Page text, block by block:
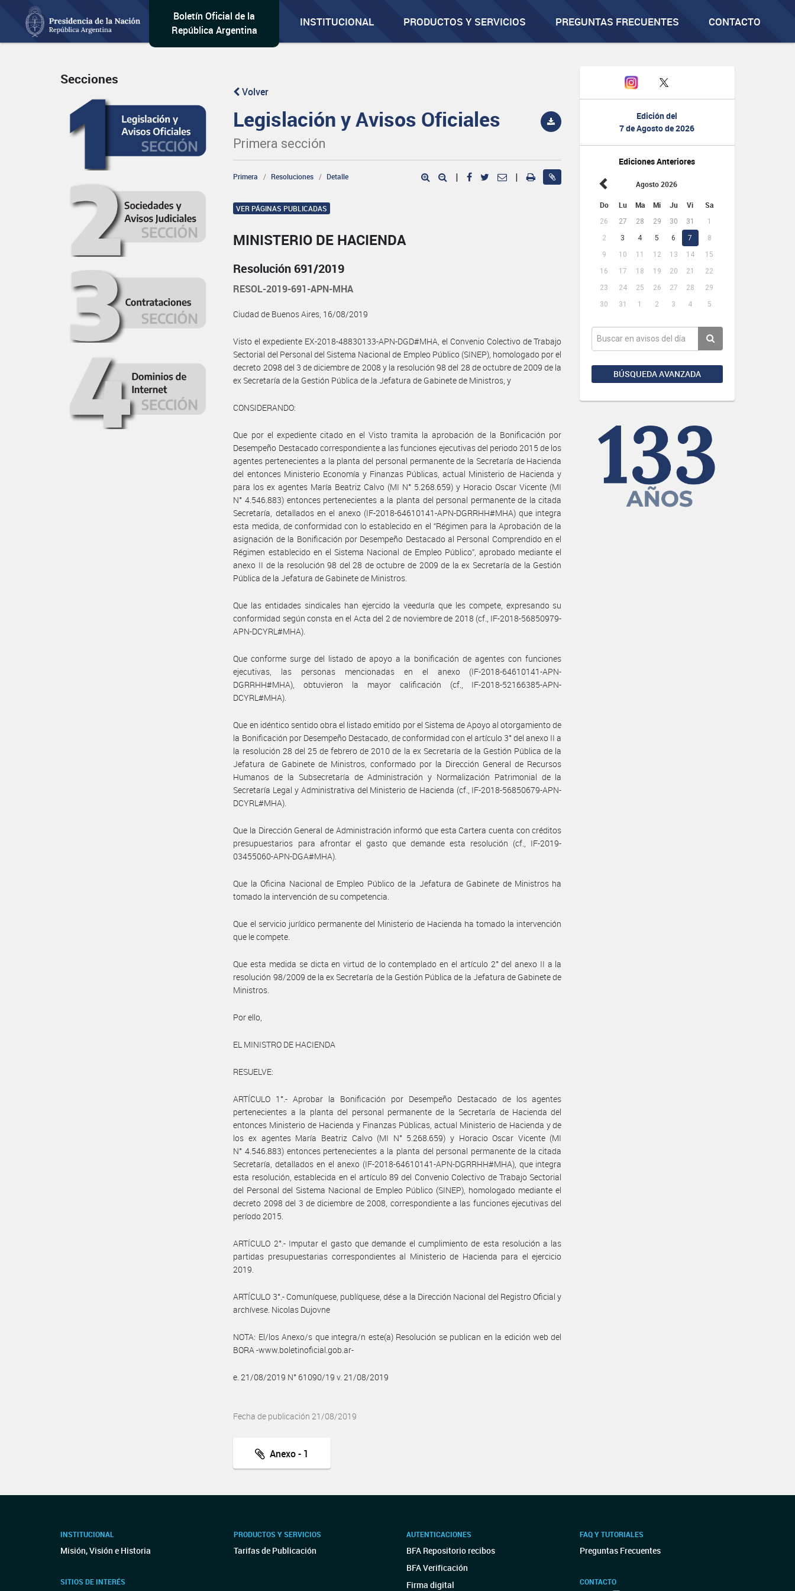
Boletín Oficial de la
República Argentina
INSTITUCIONAL PRODUCTOS Y SERVICIOS PREGUNTAS FRECUENTES CONTACTO
Edición del
7 de Agosto de 2026
Ediciones Anteriores
Agosto 2026
Do Lu Ma Mi Ju Vi Sa
26 27 28 29 30 31
1
2
3 4 5 6 7
8
9
10 11 12 13 14
15
16
17 18 19 20 21
22
23
24 25 26 27 28
29
30
31 1 2 3 4 5
BÚSQUEDA AVANZADA
Secciones
Volver
Legislación y Avisos Oficiales
Primera sección
Primera Resoluciones Detalle | |
VER PÁGINAS PUBLICADAS
MINISTERIO DE HACIENDA
Resolución 691/2019
RESOL-2019-691-APN-MHA
Ciudad de Buenos Aires, 16/08/2019
Visto el expediente EX-2018-48830133-APN-DGD#MHA, el Convenio Colectivo de Trabajo
Sectorial del Personal del Sistema Nacional de Empleo Público (SINEP), homologado por el
decreto 2098 del 3 de diciembre de 2008 y la resolución 98 del 28 de octubre de 2009 de la
ex Secretaría de la Gestión Pública de la Jefatura de Gabinete de Ministros, y
CONSIDERANDO:
Que por el expediente citado en el Visto tramita la aprobación de la Bonificación por
Desempeño Destacado correspondiente a las funciones ejecutivas del periodo 2015 de los
agentes pertenecientes a la planta del personal permanente de la Secretaría de Hacienda
del entonces Ministerio Economía y Finanzas Públicas, actual Ministerio de Hacienda y
para los ex agentes María Beatriz Calvo (MI N° 5.268.659) y Horacio Oscar Vicente (MI
N° 4.546.883) entonces pertenecientes a la planta del personal permanente de la citada
Secretaría, detallados en el anexo (IF-2018-64610141-APN-DGRRHH#MHA) que integra
esta medida, de conformidad con lo establecido en el “Régimen para la Aprobación de la
asignación de la Bonificación por Desempeño Destacado al Personal Comprendido en el
Régimen establecido en el Sistema Nacional de Empleo Público”, aprobado mediante el
anexo II de la resolución 98 del 28 de octubre de 2009 de la ex Secretaría de la Gestión
Pública de la Jefatura de Gabinete de Ministros.
Que las entidades sindicales han ejercido la veeduría que les compete, expresando su
conformidad según consta en el Acta del 2 de noviembre de 2018 (cf., IF-2018-56850979-
APN-DCYRL#MHA).
Que conforme surge del listado de apoyo a la bonificación de agentes con funciones
ejecutivas, las personas mencionadas en el anexo (IF-2018-64610141-APN-
DGRRHH#MHA), obtuvieron la mayor calificación (cf., IF-2018-52166385-APN-
DCYRL#MHA).
Que en idéntico sentido obra el listado emitido por el Sistema de Apoyo al otorgamiento de
la Bonificación por Desempeño Destacado, de conformidad con el artículo 3° del anexo II a
la resolución 28 del 25 de febrero de 2010 de la ex Secretaría de la Gestión Pública de la
Jefatura de Gabinete de Ministros, conformado por la Dirección General de Recursos
Humanos de la Subsecretaría de Administración y Normalización Patrimonial de la
Secretaría Legal y Administrativa del Ministerio de Hacienda (cf., IF-2018-56850679-APN-
DCYRL#MHA).
Que la Dirección General de Administración informó que esta Cartera cuenta con créditos
presupuestarios para afrontar el gasto que demande esta resolución (cf., IF-2019-
03455060-APN-DGA#MHA).
Que la Oficina Nacional de Empleo Público de la Jefatura de Gabinete de Ministros ha
tomado la intervención de su competencia.
Que el servicio jurídico permanente del Ministerio de Hacienda ha tomado la intervención
que le compete.
Que esta medida se dicta en virtud de lo contemplado en el artículo 2° del anexo II a la
resolución 98/2009 de la ex Secretaría de la Gestión Pública de la Jefatura de Gabinete de
Ministros.
Por ello,
EL MINISTRO DE HACIENDA
RESUELVE:
ARTÍCULO 1°.- Aprobar la Bonificación por Desempeño Destacado de los agentes
pertenecientes a la planta del personal permanente de la Secretaría de Hacienda del
entonces Ministerio de Hacienda y Finanzas Públicas, actual Ministerio de Hacienda y de
los ex agentes María Beatriz Calvo (MI N° 5.268.659) y Horacio Oscar Vicente (MI
N° 4.546.883) entonces pertenecientes a la planta del personal permanente de la citada
Secretaría, detallados en el anexo (IF-2018-64610141-APN-DGRRHH#MHA), que integra
esta resolución, establecida en el artículo 89 del Convenio Colectivo de Trabajo Sectorial
del Personal del Sistema Nacional de Empleo Público (SINEP), homologado mediante el
decreto 2098 del 3 de diciembre de 2008, correspondiente a las funciones ejecutivas del
período 2015.
ARTÍCULO 2°.- Imputar el gasto que demande el cumplimiento de esta resolución a las
partidas presupuestarias correspondientes al Ministerio de Hacienda para el ejercicio
2019.
ARTÍCULO 3°.- Comuníquese, publíquese, dése a la Dirección Nacional del Registro Oficial y
archívese. Nicolas Dujovne
NOTA: El/los Anexo/s que integra/n este(a) Resolución se publican en la edición web del
BORA -www.boletinoficial.gob.ar-
e. 21/08/2019 N° 61090/19 v. 21/08/2019
Fecha de publicación 21/08/2019
Anexo - 1
INSTITUCIONAL
Misión, Visión e Historia
SITIOS DE INTERÉS
PRODUCTOS Y SERVICIOS
Tarifas de Publicación
AUTENTICACIONES
BFA Repositorio recibos
BFA Verificación
Firma digital
FAQ Y TUTORIALES
Preguntas Frecuentes
CONTACTO